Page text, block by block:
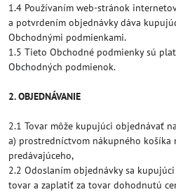
1.4 Používaním web-stránok
a potvrdením objednávky dáva
Obchodnými podmienkami.
1.5 Tieto Obchodné podmienky sú
Obchodných podmienok.
2.OBJEDNÁVANIE
2.1 Tovar môže kupujúci objednávať
a) prostredníctvom nákupného košíka
predávajúceho,
2.2 Odoslaním objednávky sa
tovar a zaplatiť za tovar dohodnutú